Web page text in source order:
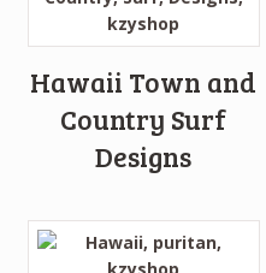
Hawaii Town and
Country Surf
Designs